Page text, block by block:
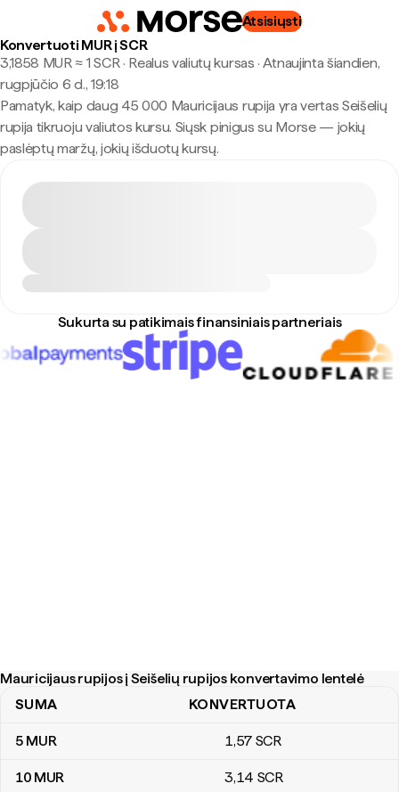
Atsisiųsti
Konvertuoti MUR į SCR
3,1858 MUR ≈ 1 SCR · Realus valiutų kursas · Atnaujinta šiandien,
rugpjūčio 6 d., 19:18
Pamatyk, kaip daug 45 000 Mauricijaus rupija yra vertas Seišelių
rupija tikruoju valiutos kursu. Siųsk pinigus su Morse — jokių
paslėptų maržų, jokių išduotų kursų.
Sukurta su patikimais finansiniais partneriais
Mauricijaus rupijos į Seišelių rupijos konvertavimo lentelė
Mauricijaus rupijos į Seišelių rupijos konvertavimo lentelė
SUMA KONVERTUOTA
5 MUR 1,57 SCR
10 MUR 3,14 SCR